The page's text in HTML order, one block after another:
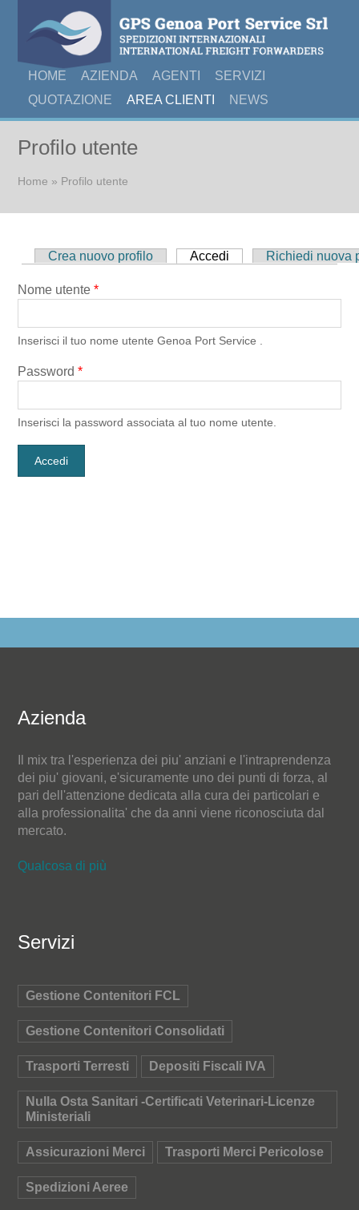
HOME AZIENDA AGENTI
SERVIZI
QUOTAZIONE
AREA CLIENTI NEWS
Profilo utente
Tu sei qui
Home » Profilo utente
Schede primarie
Crea nuovo profilo Accedi (scheda attiva)
Richiedi nuova
Nome utente*
Inserisci il tuo nome utente Genoa Port Service .
Password*
Inserisci la password associata al tuo nome utente.
Azienda
Il mix tra l'esperienza dei piu' anziani e l'intraprendenza
dei piu' giovani, e'sicuramente uno dei punti di forza, al
pari dell'attenzione dedicata alla cura dei particolari e
alla professionalita' che da anni viene riconosciuta dal
mercato.
Qualcosa di più
Servizi
Gestione Contenitori FCL
Gestione Contenitori Consolidati
Trasporti Terresti Depositi Fiscali IVA
Nulla Osta Sanitari -Certificati Veterinari-Licenze
Ministeriali
Assicurazioni Merci Trasporti Merci Pericolose
Spedizioni Aeree